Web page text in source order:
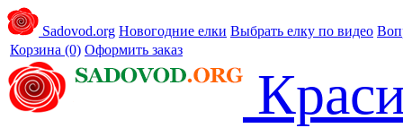
Sadovod.org Новогодние елки Выбрать елку по видео
Корзина (0) Оформить заказ